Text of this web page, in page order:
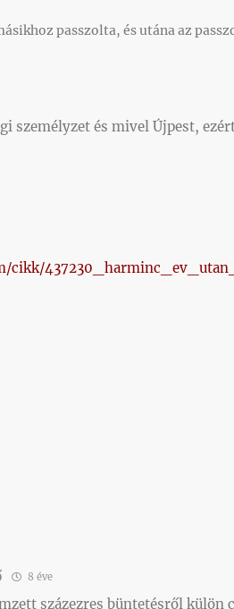
passzolta, és utána az
személyzet és mivel Újpest,
cikk/
8 éve
százezres büntetésről külön